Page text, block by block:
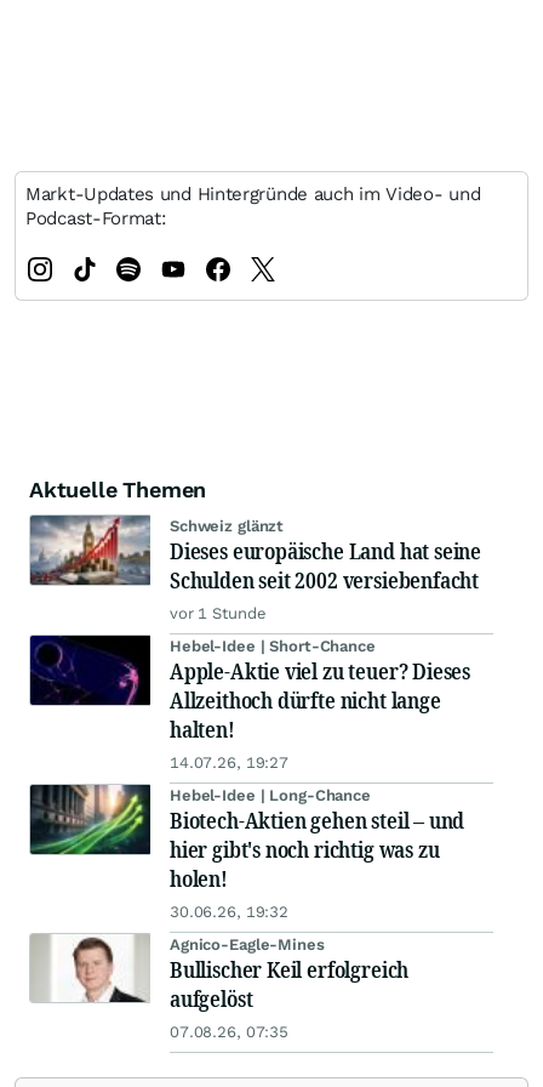
Markt-Updates und Hintergründe auch im Video- und
Podcast-Format:
Aktuelle Themen
Schweiz glänzt
Dieses europäische Land hat seine
Schulden seit 2002 versiebenfacht
vor 1 Stunde
Hebel-Idee | Short-Chance
Apple-Aktie viel zu teuer? Dieses
Allzeithoch dürfte nicht lange
halten!
14.07.26, 19:27
Hebel-Idee | Long-Chance
Biotech-Aktien gehen steil – und
hier gibt's noch richtig was zu
holen!
30.06.26, 19:32
Agnico-Eagle-Mines
Bullischer Keil erfolgreich
aufgelöst
07.08.26, 07:35